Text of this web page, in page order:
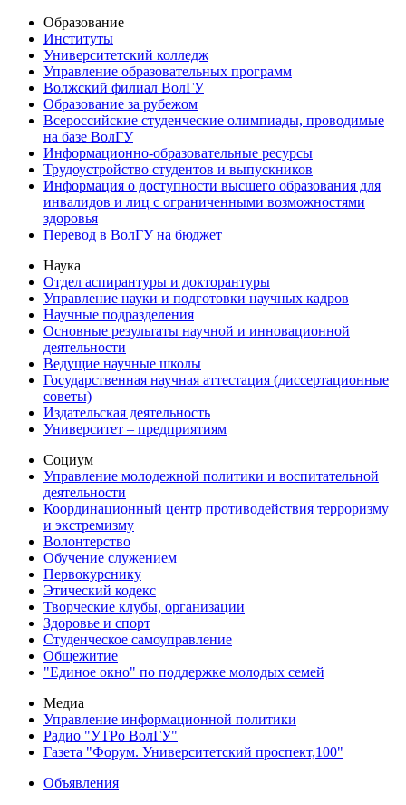
Образование
Институты
Университетский колледж
Управление образовательных программ
Волжский филиал ВолГУ
Образование за рубежом
Всероссийские студенческие олимпиады, проводимые
на базе ВолГУ
Информационно-образовательные ресурсы
Трудоустройство студентов и выпускников
Информация о доступности высшего образования для
инвалидов и лиц с ограниченными возможностями
здоровья
Перевод в ВолГУ на бюджет
Наука
Отдел аспирантуры и докторантуры
Управление науки и подготовки научных кадров
Научные подразделения
Основные результаты научной и инновационной
деятельности
Ведущие научные школы
Государственная научная аттестация (диссертационные
советы)
Издательская деятельность
Университет – предприятиям
Социум
Управление молодежной политики и воспитательной
деятельности
Координационный центр противодействия терроризму
и экстремизму
Волонтерство
Обучение служением
Первокурснику
Этический кодекс
Творческие клубы, организации
Здоровье и спорт
Студенческое самоуправление
Общежитие
"Единое окно" по поддержке молодых семей
Медиа
Управление информационной политики
Радио "УТРо ВолГУ"
Газета "Форум. Университетский проспект,100"
Объявления